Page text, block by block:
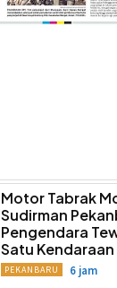
Motor Tabrak
Sudirman
Pengendara
Satu Kendaraan
PEKANBARU 6 jam